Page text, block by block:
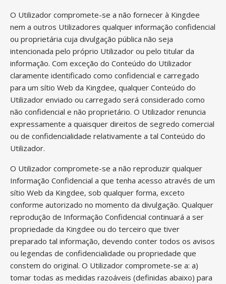
O Utilizador compromete-se a não fornecer à Kingdee
nem a outros Utilizadores qualquer informação confidencial
ou proprietária cuja divulgação pública não seja
intencionada pelo próprio Utilizador ou pelo titular da
informação. Com exceção do Conteúdo do Utilizador
claramente identificado como confidencial e carregado
para um sítio Web da Kingdee, qualquer Conteúdo do
Utilizador enviado ou carregado será considerado como
não confidencial e não proprietário. O Utilizador renuncia
expressamente a quaisquer direitos de segredo comercial
ou de confidencialidade relativamente a tal Conteúdo do
Utilizador.
O Utilizador compromete-se a não reproduzir qualquer
Informação Confidencial a que tenha acesso através de um
sítio Web da Kingdee, sob qualquer forma, exceto
conforme autorizado no momento da divulgação. Qualquer
reprodução de Informação Confidencial continuará a ser
propriedade da Kingdee ou do terceiro que tiver
preparado tal informação, devendo conter todos os avisos
ou legendas de confidencialidade ou propriedade que
constem do original. O Utilizador compromete-se a: a)
tomar todas as medidas razoáveis (definidas abaixo) para